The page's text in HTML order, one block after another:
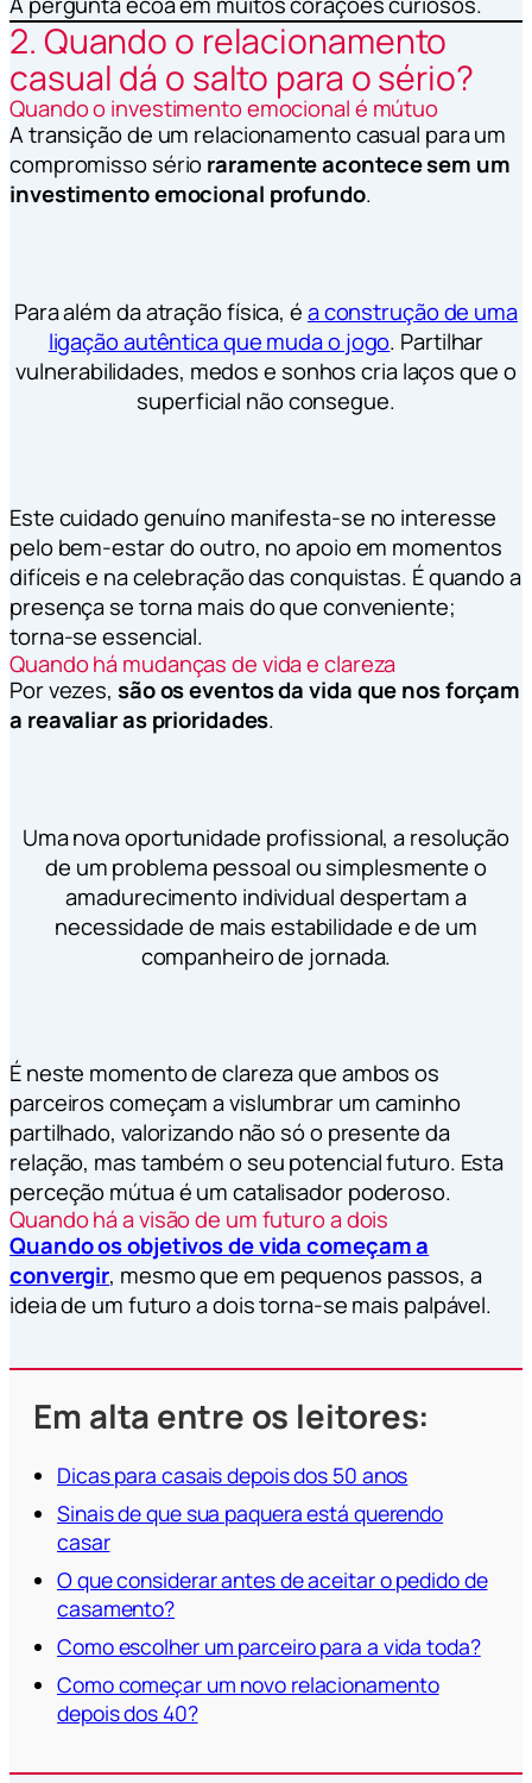
2. Quando o relacionamento
casual dá o salto para o sério?
Quando o investimento emocional é mútuo
A transição de um relacionamento casual para um
compromisso sério raramente acontece sem um
investimento emocional profundo.
Para além da atração física, éa construção de uma
ligação autêntica que muda o jogo. Partilhar
vulnerabilidades, medos e sonhos cria laços que o
superficial não consegue.
Este cuidado genuíno manifesta-se no interesse
pelo bem-estar do outro, no apoio em momentos
difíceis e na celebração das conquistas. É quando a
presença se torna mais do que conveniente;
torna-se essencial.
Quando há mudanças de vida e clareza
Por vezes, são os eventos da vida que nos forçam
a reavaliar as prioridades.
Uma nova oportunidade profissional, a resolução
de um problema pessoal ou simplesmente o
amadurecimento individual despertam a
necessidade de mais estabilidade e de um
companheiro de jornada.
É neste momento de clareza que ambos os
parceiros começam a vislumbrar um caminho
partilhado, valorizando não só o presente da
relação, mas também o seu potencial futuro. Esta
perceção mútua é um catalisador poderoso.
Quando há a visão de um futuro a dois
Quando os objetivos de vida começam a
convergir, mesmo que em pequenos passos, a
ideia de um futuro a dois torna-se mais palpável.
Em alta entre os leitores:
Dicas para casais depois dos 50 anos
Sinais de que sua paquera está querendo
casar
O que considerar antes de aceitar o pedido de
casamento?
Como escolher um parceiro para a vida toda?
Como começar um novo relacionamento
depois dos 40?